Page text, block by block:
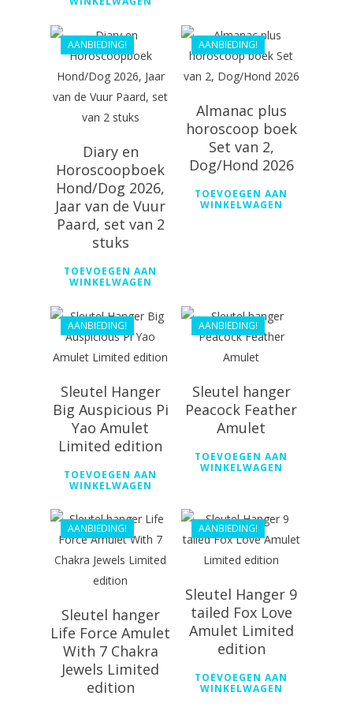
AANBIEDING!
€39.99
Diary en
Horoscoopboek
Hond/Dog 2026,
Jaar van de Vuur
Paard, set van 2
stuks
TOEVOEGEN AAN
WINKELWAGEN
AANBIEDING!
Almanac plus
horoscoop boek
Set van 2,
Dog/Hond 2026
TOEVOEGEN AAN
WINKELWAGEN
AANBIEDING!
€44.99
Sleutel Hanger
Big Auspicious Pi
Yao Amulet
Limited edition
TOEVOEGEN AAN
WINKELWAGEN
AANBIEDING!
Sleutel hanger
Peacock Feather
Amulet
TOEVOEGEN AAN
WINKELWAGEN
AANBIEDING!
€55.69
€ 44.99
Sleutel hanger
Life Force Amulet
With 7 Chakra
Jewels Limited
edition
AANBIEDING!
€54.69
Sleutel Hanger 9
tailed Fox Love
Amulet Limited
edition
TOEVOEGEN AAN
WINKELWAGEN
€55.69
€61.99